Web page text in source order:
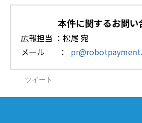
本件に関するお問い
広報担当 ：松尾 宛
メール ：
ツイート